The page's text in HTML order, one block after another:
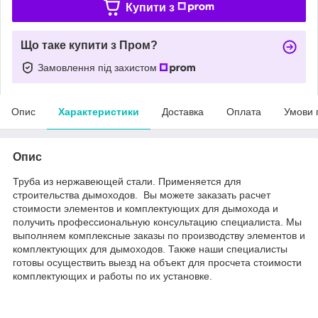
Купити з
Що таке купити з Пром?
Замовлення під захистом
Опис Характеристики Доставка Оплата Умови
Опис
Труба из нержавеющей стали. Применяется для
строительства дымоходов. Вы можете заказать расчет
стоимости элементов и комплектующих для дымохода и
получить профессиональную консультацию специалиста. Мы
выполняем комплексные заказы по производству элементов и
комплектующих для дымоходов. Также наши специалисты
готовы осуществить выезд на объект для просчета стоимости
комплектующих и работы по их установке.